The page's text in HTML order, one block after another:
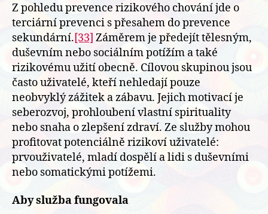
Z pohledu prevence rizikového chování jde o
terciární prevenci s přesahem do prevence
sekundární.[33] Záměrem je předejít tělesným,
duševním nebo sociálním potížím a také
rizikovému užití obecně. Cílovou skupinou jsou
často uživatelé, kteří nehledají pouze
neobvyklý zážitek a zábavu. Jejich motivací je
seberozvoj, prohloubení vlastní spirituality
nebo snaha o zlepšení zdraví. Ze služby mohou
profitovat potenciálně rizikoví uživatelé:
prvouživatelé, mladí dospělí a lidi s duševními
nebo somatickými potížemi.
Aby služba fungovala